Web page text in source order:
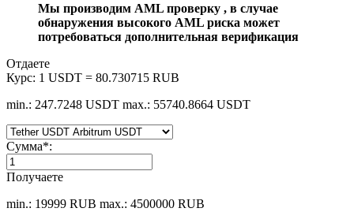
Мы производим AML проверку , в случае
обнаружения высокого AML риска может
потребоваться дополнительная верификация
Отдаете
Курс: 1 USDT = 80.730715 RUB
min.: 247.7248 USDT max.: 55740.8664 USDT
Сумма*:
Получаете
min.: 19999 RUB max.: 4500000 RUB